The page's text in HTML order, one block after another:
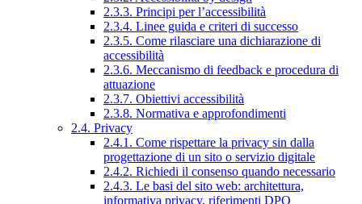
2.3.3. Principi per l’accessibilità
2.3.4. Linee guida e criteri di successo
2.3.5. Come rilasciare una dichiarazione di
accessibilità
2.3.6. Meccanismo di feedback e procedura di
attuazione
2.3.7. Obiettivi accessibilità
2.3.8. Normativa e approfondimenti
2.4. Privacy
2.4.1. Come rispettare la privacy sin dalla
progettazione di un sito o servizio digitale
2.4.2. Richiedi il consenso quando necessario
2.4.3. Le basi del sito web: architettura,
informativa privacy, riferimenti DPO